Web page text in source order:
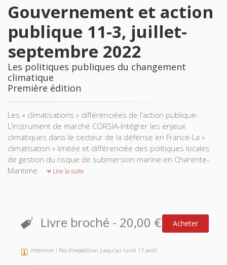
Gouvernement et action
publique 11-3, juillet-
septembre 2022
Les politiques publiques du changement
climatique
Première édition
Les « climatisations » différenciées de l'action publique-
L’instrument de marché CORSIA-Intégrer les enjeux
climatiques dans le secteur de la défense en France-La «
climatisation » limitée et différenciée des politiques locales
de gestion du risque de submersion marine en Charente-
Maritime
Lire la suite
Livre broché - 20,00 € Acheter
Attention ! Pas d'expédition jusqu'au lundi 17 août